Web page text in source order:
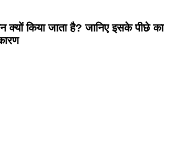
क्यों किया जाता है? जानिए इसके पीछे का